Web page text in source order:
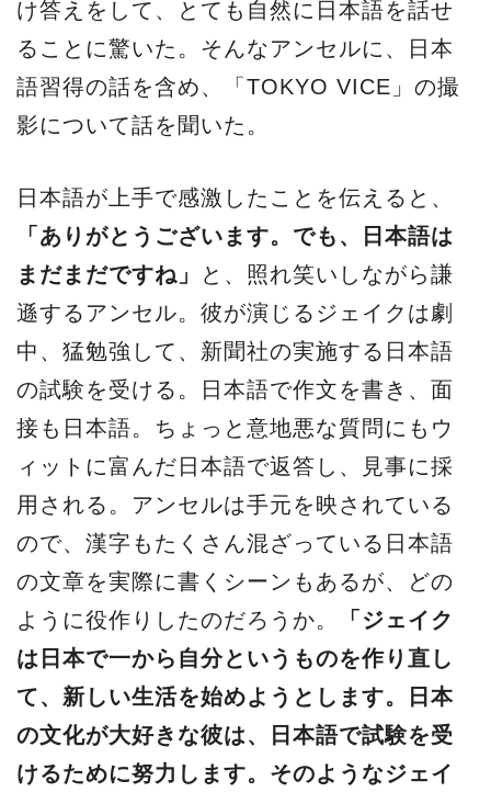
け答えをして、とても自然に日本語を話せ
ることに驚いた。そんなアンセルに、日本
語習得の話を含め、「TOKYO VICE」の撮
影について話を聞いた。
日本語が上手で感激したことを伝えると、
「ありがとうございます。でも、日本語は
まだまだですね」
と、照れ笑いしながら謙
遜するアンセル。彼が演じるジェイクは劇
中、猛勉強して、新聞社の実施する日本語
の試験を受ける。日本語で作文を書き、面
接も日本語。ちょっと意地悪な質問にもウ
ィットに富んだ日本語で返答し、見事に採
用される。アンセルは手元を映されている
ので、漢字もたくさん混ざっている日本語
の文章を実際に書くシーンもあるが、どの
ように役作りしたのだろうか。
「ジェイク
は日本で一から自分というものを作り直し
て、新しい生活を始めようとします。日本
の文化が大好きな彼は、日本語で試験を受
けるために努力します。そのようなジェイ